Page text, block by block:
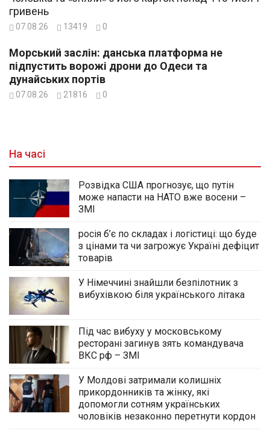
гривень
07.08.26 13419 0
Морський заслін: данська платформа не
підпустить ворожі дрони до Одеси та
дунайських портів
07.08.26 21816 0
На часі
Розвідка США прогнозує, що путін
може напасти на НАТО вже восени –
ЗМІ
росія б’є по складах і логістиці: що буде
з цінами та чи загрожує Україні дефіцит
товарів
У Німеччині знайшли безпілотник з
вибухівкою біля українського літака
Під час вибуху у московському
ресторані загинув зять командувача
ВКС рф – ЗМІ
У Молдові затримали колишніх
прикордонників та жінку, які
допомогли сотням українських
чоловіків незаконно перетнути кордон